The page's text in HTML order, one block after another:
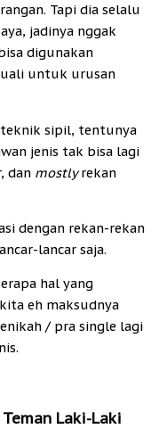
Tapi dia selalu
jadinya nggak
digunakan
untuk urusan
sipil, tentunya
jenis tak bisa lagi
dan mostlyrekan
dengan rekan-rekan
lancar saja.
hal yang
eh maksudnya
/ pra single lagi
Laki-Laki